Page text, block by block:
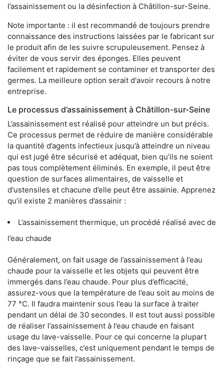
l’assainissement ou la désinfection à Châtillon-sur-Seine.
Note importante : il est recommandé de toujours prendre
connaissance des instructions laissées par le fabricant sur
le produit afin de les suivre scrupuleusement. Pensez à
éviter de vous servir des éponges. Elles peuvent
facilement et rapidement se contaminer et transporter des
germes. La meilleure option serait d'avoir recours à notre
entreprise.
Le processus d’assainissement à Châtillon-sur-Seine
L’assainissement est réalisé pour atteindre un but précis.
Ce processus permet de réduire de manière considérable
la quantité d’agents infectieux jusqu’à atteindre un niveau
qui est jugé être sécurisé et adéquat, bien qu’ils ne soient
pas tous complètement éliminés. En exemple, il peut être
question de surfaces alimentaires, de vaisselle et
d'ustensiles et chacune d’elle peut être assainie. Apprenez
qu’il existe 2 manières d’assainir :
L’assainissement thermique, un procédé réalisé avec de
l’eau chaude
Généralement, on fait usage de l’assainissement à l’eau
chaude pour la vaisselle et les objets qui peuvent être
immergés dans l’eau chaude. Pour plus d’efficacité,
assurez-vous que la température de l’eau soit au moins de
77 °C. Il faudra maintenir sous l’eau la surface à traiter
pendant un délai de 30 secondes. Il est tout aussi possible
de réaliser l’assainissement à l’eau chaude en faisant
usage du lave-vaisselle. Pour ce qui concerne la plupart
des lave-vaisselles, c’est uniquement pendant le temps de
rinçage que se fait l’assainissement.